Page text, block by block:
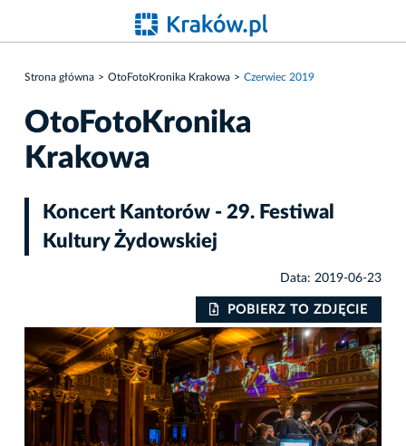
Strona główna OtoFotoKronika Krakowa Czerwiec 2019
OtoFotoKronika
Krakowa
Koncert Kantorów - 29. Festiwal
Kultury Żydowskiej
Data: 2019-06-23
POBIERZ TO ZDJĘCIE